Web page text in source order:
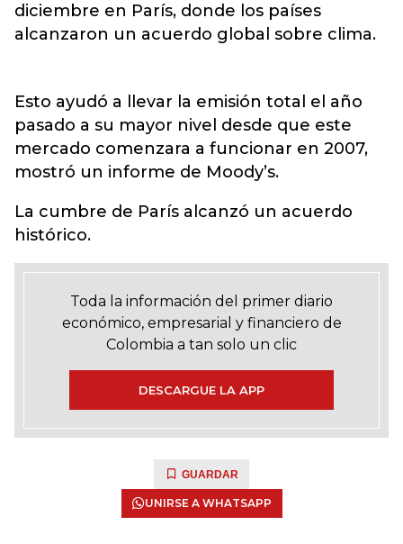
diciembre en París, donde los países
alcanzaron un acuerdo global sobre clima.
Esto ayudó a llevar la emisión total el año
pasado a su mayor nivel desde que este
mercado comenzara a funcionar en 2007,
mostró un informe de Moody’s.
La cumbre de París alcanzó un acuerdo
histórico.
Toda la información del primer diario
económico, empresarial y financiero de
Colombia a tan solo un clic
DESCARGUE LA APP
GUARDAR
UNIRSE A WHATSAPP